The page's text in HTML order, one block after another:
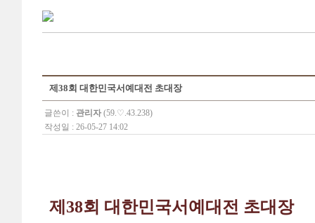
제38회 대한민국서예대전 초대장
글쓴이 : 관리자 (59.♡.43.238)
작성일 : 26-05-27 14:02
제38회 대한민국서예대전 초대장